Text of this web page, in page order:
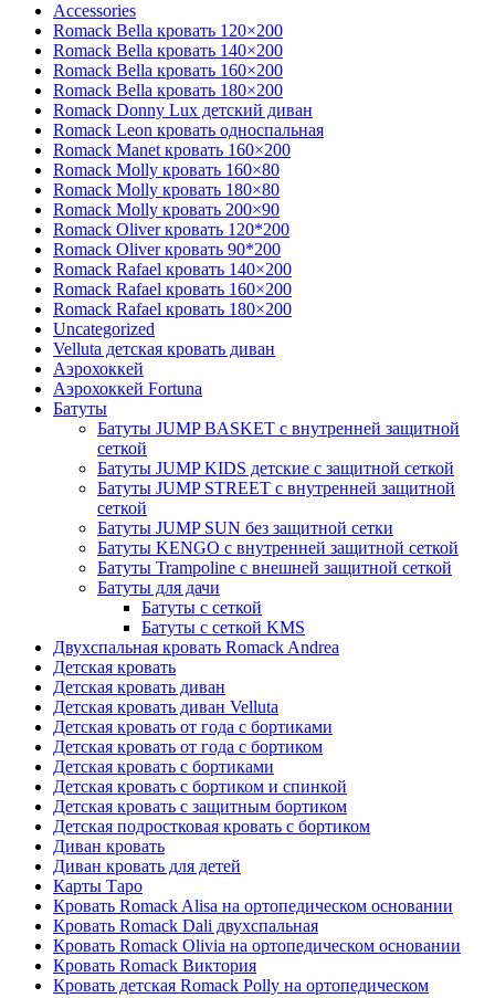
Accessories
Romack Bella кровать 120×200
Romack Bella кровать 140×200
Romack Bella кровать 160×200
Romack Bella кровать 180×200
Romack Donny Lux детский диван
Romack Leon кровать односпальная
Romack Manet кровать 160×200
Romack Molly кровать 160×80
Romack Molly кровать 180×80
Romack Molly кровать 200×90
Romack Oliver кровать 120*200
Romack Oliver кровать 90*200
Romack Rafael кровать 140×200
Romack Rafael кровать 160×200
Romack Rafael кровать 180×200
Uncategorized
Velluta детская кровать диван
Аэрохоккей
Аэрохоккей Fortuna
Батуты
Батуты JUMP BASKET с внутренней защитной
сеткой
Батуты JUMP KIDS детские с защитной сеткой
Батуты JUMP STREET с внутренней защитной
сеткой
Батуты JUMP SUN без защитной сетки
Батуты KENGO с внутренней защитной сеткой
Батуты Trampoline с внешней защитной сеткой
Батуты для дачи
Батуты с сеткой
Батуты с сеткой KMS
Двухспальная кровать Romack Andrea
Детская кровать
Детская кровать диван
Детская кровать диван Velluta
Детская кровать от года с бортиками
Детская кровать от года с бортиком
Детская кровать с бортиками
Детская кровать с бортиком и спинкой
Детская кровать с защитным бортиком
Детская подростковая кровать с бортиком
Диван кровать
Диван кровать для детей
Карты Таро
Кровать Romack Alisa на ортопедическом основании
Кровать Romack Dali двухспальная
Кровать Romack Olivia на ортопедическом основании
Кровать Romack Виктория
Кровать детская Romack Polly на ортопедическом